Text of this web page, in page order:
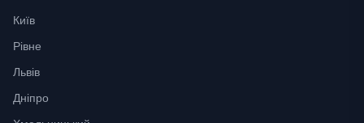
Київ
Рівне
Львів
Дніпро